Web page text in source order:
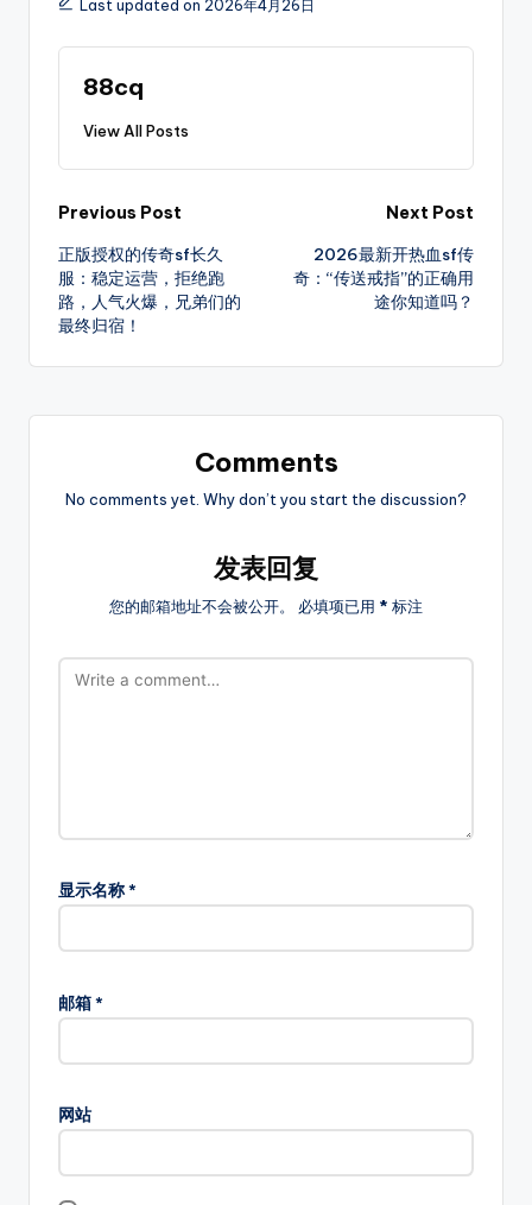
服，
家
选
Last updated on 2026年4月26日
88cq
View All Posts
Post
navigation
Previous Post
正版授权的传奇sf长久
服：稳定运营，拒绝跑
路，人气火爆，兄弟们的
最终归宿！
Next Post
2026最新开热血sf传
奇：“传送戒指”的正确用
途你知道吗？
Comments
No comments yet. Why don’t you start the discussion?
发表回复
您的邮箱地址不会被公开。 必填项已用 * 标注
显示名称*
邮箱*
网站